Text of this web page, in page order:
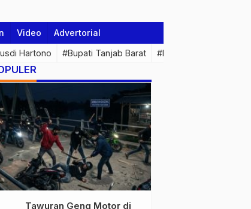
Video Advertorial
Hartono #Bupati Tanjab Barat #Pemprov Jambi
Tawuran Geng Motor di